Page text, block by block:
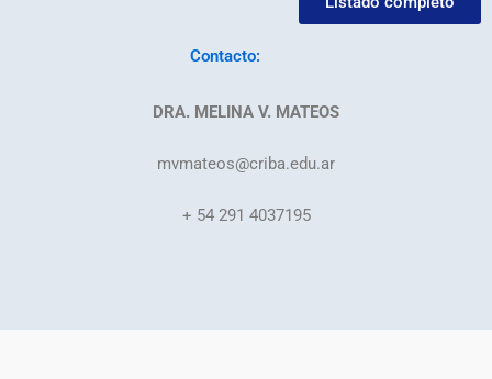
Contacto:
DRA. MELINA V. MATEOS
mvmateos@criba.edu.ar
+ 54 291 4037195